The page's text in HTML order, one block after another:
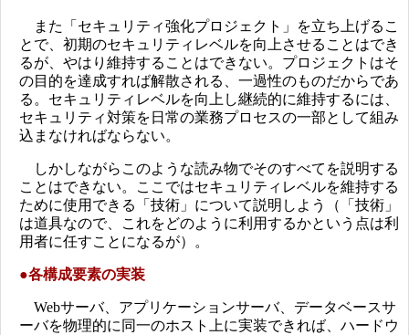
また「セキュリティ強化プロジェクト」を立ち上げるこ
とで、初期のセキュリティレベルを向上させることはでき
るが、やはり維持することはできない。プロジェクトはそ
の目的を達成すれば解散される、一過性のものだからであ
る。セキュリティレベルを向上し継続的に維持するには、
セキュリティ対策を日常の業務プロセスの一部として組み
込まなければならない。
しかしながらこのような読み物でそのすべてを説明する
ことはできない。ここではセキュリティレベルを維持する
ために使用できる「技術」について説明しよう（「技術」
は道具なので、これをどのように利用するかという点は利
用者に任すことになるが）。
●各構成要素の実装
Webサーバ、アプリケーションサーバ、データベースサ
ーバを物理的に同一のホスト上に実装できれば、ハードウ